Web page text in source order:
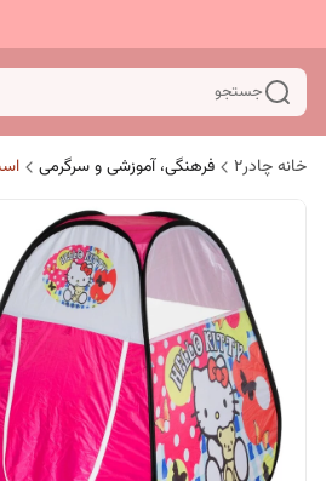
جستجو
خانه چادر۲ فرهنگی، آموزشی و سرگرمی